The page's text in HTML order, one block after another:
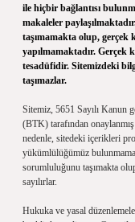
ile hiçbir bağlantısı
makaleler
taşımamakta olup, gerçek
yapılmamaktadır.
tesadüfidir. Sitemizdeki
taşımazlar.
Sitemiz, 5651 Sayılı
(BTK) tarafından
nedenle, sitedeki içerikleri
yükümlülüğümüz
sorumluluğunu taşımakta
sayılırlar.
Hukuka ve yasal